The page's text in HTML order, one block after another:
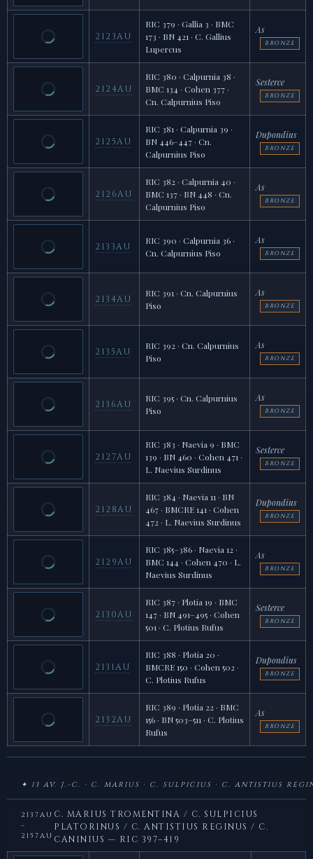
2123AU
RIC 379 · Gallia 3 · BMC
173 · BN 421 · C. Gallius
Lupercus
As
BRONZE
2124AU
RIC 380 · Calpurnia 38 ·
BMC 134 · Cohen 377 ·
Cn. Calpurnius Piso
Sesterce
BRONZE
2125AU
RIC 381 · Calpurnia 39 ·
BN 446–447 · Cn.
Calpurnius Piso
Dupondius
BRONZE
2126AU
RIC 382 · Calpurnia 40 ·
BMC 137 · BN 448 · Cn.
Calpurnius Piso
As
BRONZE
2133AU
RIC 390 · Calpurnia 36 ·
Cn. Calpurnius Piso
As
BRONZE
2134AU
RIC 391 · Cn. Calpurnius
Piso
As
BRONZE
2135AU
RIC 392 · Cn. Calpurnius
Piso
As
BRONZE
2136AU
RIC 395 · Cn. Calpurnius
Piso
As
BRONZE
2127AU
RIC 383 · Naevia 9 · BMC
139 · BN 460 · Cohen 471 ·
L. Naevius Surdinus
Sesterce
BRONZE
2128AU
RIC 384 · Naevia 11 · BN
467 · BMCRE 141 · Cohen
472 · L. Naevius Surdinus
Dupondius
BRONZE
2129AU
RIC 385–386 · Naevia 12 ·
BMC 144 · Cohen 470 · L.
Naevius Surdinus
As
BRONZE
2130AU
RIC 387 · Plotia 19 · BMC
147 · BN 491–495 · Cohen
501 · C. Plotius Rufus
Sesterce
BRONZE
2131AU
RIC 388 · Plotia 20 ·
BMCRE 150 · Cohen 502 ·
C. Plotius Rufus
Dupondius
BRONZE
2132AU
RIC 389 · Plotia 22 · BMC
156 · BN 503–511 · C. Plotius
Rufus
As
BRONZE
✦ 13 AV. J.-C. · C. MARIUS · C. SULPICIUS · C. ANTISTIUS
2137AU
–
2157AU
C. MARIUS TROMENTINA / C. SULPICIUS
PLATORINUS / C. ANTISTIUS REGINUS / C.
CANINIUS — RIC 397–419